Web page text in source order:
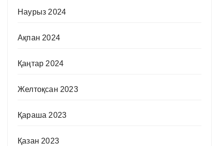
Наурыз 2024
Ақпан 2024
Қаңтар 2024
Желтоқсан 2023
Қараша 2023
Қазан 2023